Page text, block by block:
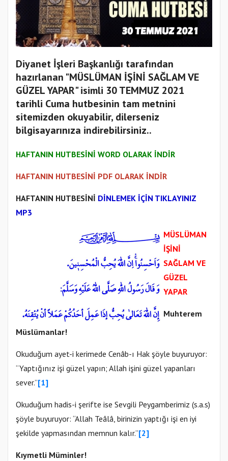
Diyanet İşleri Başkanlığı tarafından
hazırlanan "MÜSLÜMAN İŞİNİ SAĞLAM VE
GÜZEL YAPAR" isimli 30 TEMMUZ 2021
tarihli Cuma hutbesinin tam metnini
sitemizden okuyabilir, dilerseniz
bilgisayarınıza indirebilirsiniz..
HAFTANIN HUTBESİNİ WORD OLARAK İNDİR
HAFTANIN HUTBESİNİ PDF OLARAK İNDİR
HAFTANIN HUTBESİNİ DİNLEMEK İÇİN TIKLAYINIZ
MP3
MÜSLÜMAN
İŞİNİ
SAĞLAM VE
GÜZEL
YAPAR
Muhterem
Müslümanlar!
Okuduğum ayet-i kerimede Cenâb-ı Hak şöyle buyuruyor:
“Yaptığınız işi güzel yapın; Allah işini güzel yapanları
sever.”[1]
Okuduğum hadis-i şerifte ise Sevgili Peygamberimiz (s.a.s)
şöyle buyuruyor: “Allah Teâlâ, birinizin yaptığı işi en iyi
şekilde yapmasından memnun kalır.”[2]
Kıymetli Müminler!